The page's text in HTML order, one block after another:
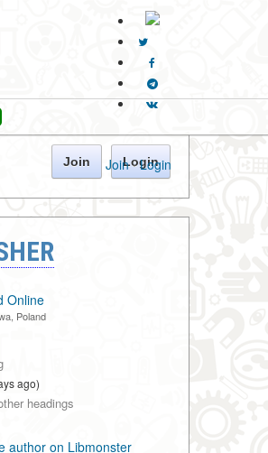
Join · Login
Join Login
Online
Poland
ago)
headings
author on Libmonster